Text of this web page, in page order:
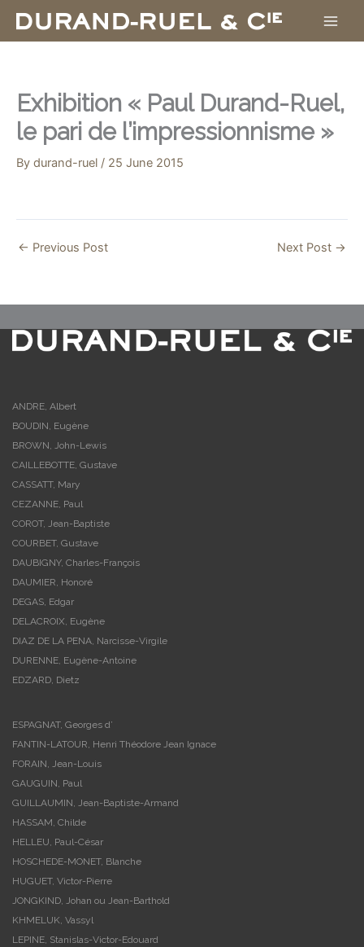
Exhibition « Paul Durand-Ruel,
le pari de l’impressionnisme »
By durand-ruel / 25 June 2015
← Previous Post Next Post →
ANDRE, Albert
BOUDIN, Eugène
BROWN, John-Lewis
CAILLEBOTTE, Gustave
CASSATT, Mary
CEZANNE, Paul
COROT, Jean-Baptiste
COURBET, Gustave
DAUBIGNY, Charles-François
DAUMIER, Honoré
DEGAS, Edgar
DELACROIX, Eugène
DIAZ DE LA PENA, Narcisse-Virgile
DURENNE, Eugène-Antoine
EDZARD, Dietz
ESPAGNAT, Georges d’
FANTIN-LATOUR, Henri Théodore Jean Ignace
FORAIN, Jean-Louis
GAUGUIN, Paul
GUILLAUMIN, Jean-Baptiste-Armand
HASSAM, Childe
HELLEU, Paul-César
HOSCHEDE-MONET, Blanche
HUGUET, Victor-Pierre
JONGKIND, Johan ou Jean-Barthold
KHMELUK, Vassyl
LEPINE, Stanislas-Victor-Edouard